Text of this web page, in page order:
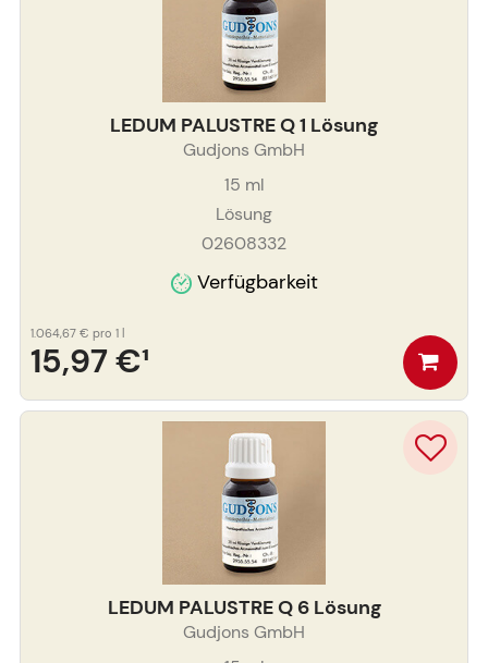
LEDUM PALUSTRE Q 1 Lösung
Gudjons GmbH
15 ml
Lösung
02608332
Verfügbarkeit
15,97 €¹
1.064,67 € pro 1 l
LEDUM PALUSTRE Q 6 Lösung
Gudjons GmbH